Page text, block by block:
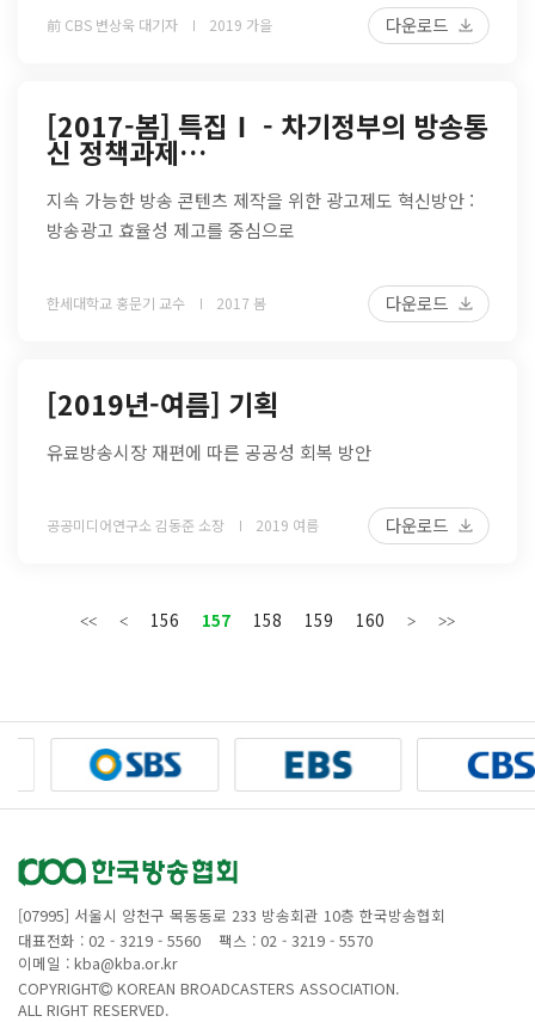
前 CBS 변상욱 대기자 2019 가을 다운로드
[2017-봄] 특집Ⅰ - 차기정부의 방송통
신 정책과제…
지속 가능한 방송 콘텐츠 제작을 위한 광고제도 혁신방안 :
방송광고 효율성 제고를 중심으로
한세대학교 홍문기 교수 2017 봄 다운로드
[2019년-여름] 기획
유료방송시장 재편에 따른 공공성 회복 방안
공공미디어연구소 김동준 소장 2019 여름 다운로드
156 157 158 159 160
[07995] 서울시 양천구 목동동로 233 방송회관 10층 한국방송협회
대표전화 : 02 - 3219 - 5560
팩스 : 02 - 3219 - 5570
이메일 : kba@kba.or.kr
COPYRIGHT
KOREAN BROADCASTERS ASSOCIATION.
ALL RIGHT RESERVED.